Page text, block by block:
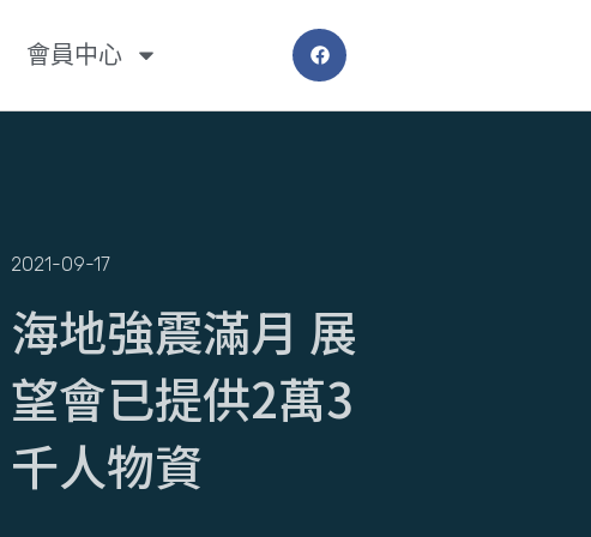
會員中心
2021-09-17
海地強震滿月 展
望會已提供2萬3
千人物資